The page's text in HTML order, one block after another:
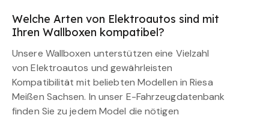
Welche Arten von Elektroautos sind mit
Ihren Wallboxen kompatibel?
Unsere Wallboxen unterstützen eine Vielzahl
von Elektroautos und gewährleisten
Kompatibilität mit beliebten Modellen in Riesa
Meißen Sachsen. In unser E-Fahrzeugdatenbank
finden Sie zu jedem Model die nötigen